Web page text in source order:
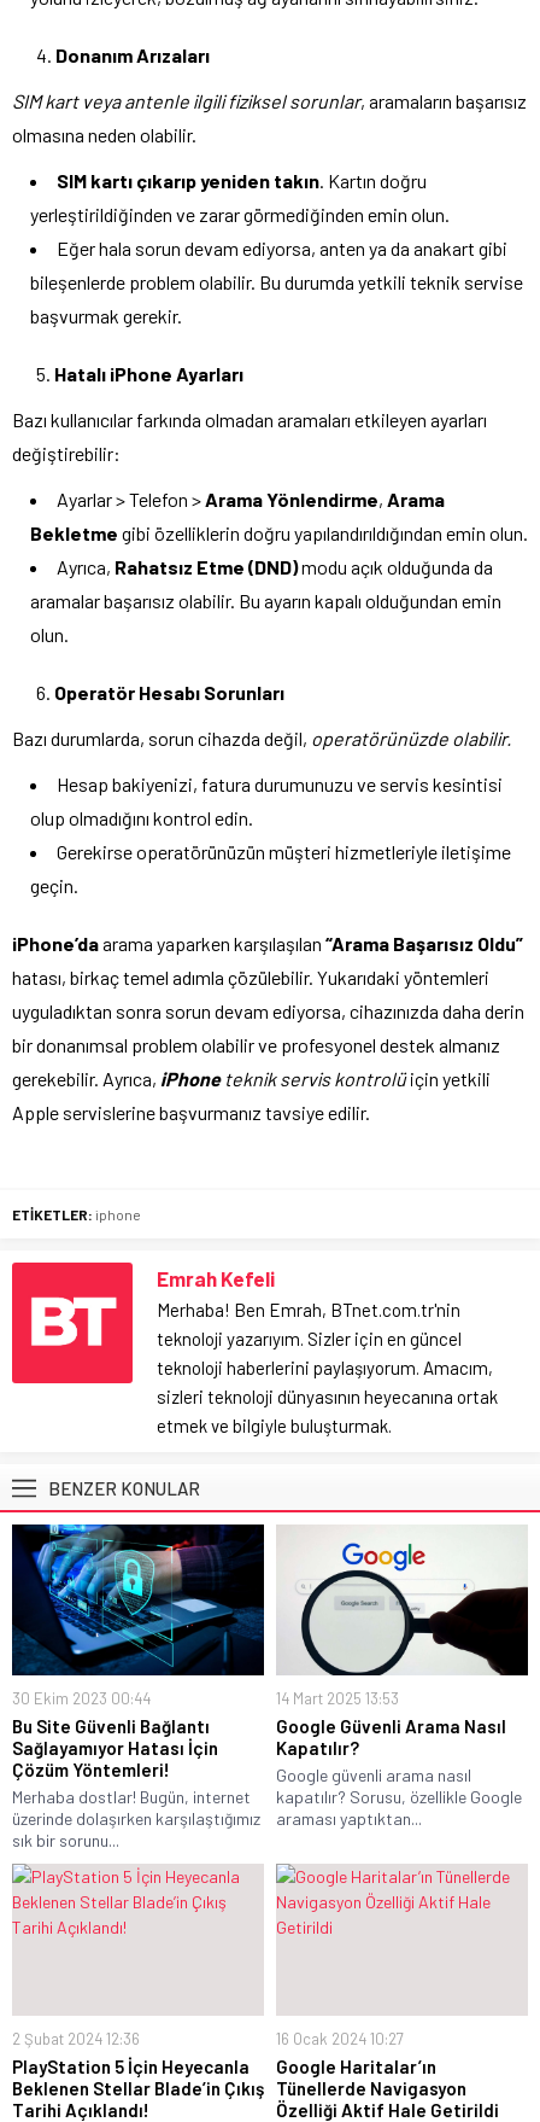
Donanım Arızaları
SIM kart veya antenle ilgili fiziksel sorunlar, aramaların başarısız
olmasına neden olabilir.
SIM kartı çıkarıp yeniden takın . Kartın doğru
yerleştirildiğinden ve zarar görmediğinden emin olun.
Eğer hala sorun devam ediyorsa, anten ya da anakart gibi
bileşenlerde problem olabilir. Bu durumda yetkili teknik servise
başvurmak gerekir.
Hatalı iPhone Ayarları
Bazı kullanıcılar farkında olmadan aramaları etkileyen ayarları
değiştirebilir:
Ayarlar > Telefon > Arama Yönlendirme, Arama
Bekletme gibi özelliklerin doğru yapılandırıldığından emin olun.
Ayrıca, Rahatsız Etme (DND)modu açık olduğunda da
aramalar başarısız olabilir. Bu ayarın kapalı olduğundan emin
olun.
Operatör Hesabı Sorunları
Bazı durumlarda, sorun cihazda değil, operatörünüzde olabilir.
Hesap bakiyenizi, fatura durumunuzu ve servis kesintisi
olup olmadığını kontrol edin.
Gerekirse operatörünüzün müşteri hizmetleriyle iletişime
geçin.
iPhone’daarama yaparken karşılaşılan “Arama Başarısız Oldu”
hatası, birkaç temel adımla çözülebilir. Yukarıdaki yöntemleri
uyguladıktan sonra sorun devam ediyorsa, cihazınızda daha derin
bir donanımsal problem olabilir ve profesyonel destek almanız
gerekebilir. Ayrıca, iPhoneteknik servis kontrolüiçin yetkili
Apple servislerine başvurmanız tavsiye edilir.
ETİKETLER: iphone
Emrah Kefeli
Merhaba! Ben Emrah, BTnet.com.tr'nin
teknoloji yazarıyım. Sizler için en güncel
teknoloji haberlerini paylaşıyorum. Amacım,
sizleri teknoloji dünyasının heyecanına ortak
etmek ve bilgiyle buluşturmak.
BENZER KONULAR
30 Ekim 2023 00:44
Bu Site Güvenli Bağlantı
Sağlayamıyor Hatası İçin
Çözüm Yöntemleri!
Merhaba dostlar! Bugün, internet
üzerinde dolaşırken karşılaştığımız
sık bir sorunu...
14 Mart 2025 13:53
Google Güvenli Arama Nasıl
Kapatılır?
Google güvenli arama nasıl
kapatılır? Sorusu, özellikle Google
araması yaptıktan...
2 Şubat 2024 12:36
PlayStation 5 İçin Heyecanla
Beklenen Stellar Blade’in Çıkış
Tarihi Açıklandı!
16 Ocak 2024 10:27
Google Haritalar’ın
Tünellerde Navigasyon
Özelliği Aktif Hale Getirildi